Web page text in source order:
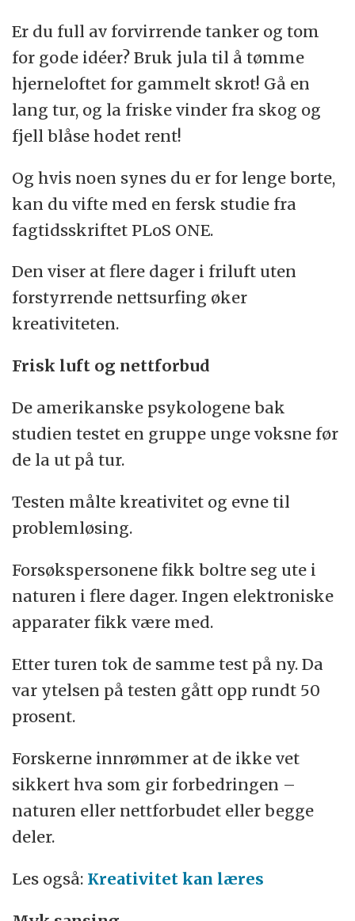
Er du full av forvirrende tanker og tom
for gode idéer? Bruk jula til å tømme
hjerneloftet for gammelt skrot! Gå en
lang tur, og la friske vinder fra skog og
fjell blåse hodet rent!
Og hvis noen synes du er for lenge borte,
kan du vifte med en fersk studie fra
fagtidsskriftet PLoS ONE.
Den viser at flere dager i friluft uten
forstyrrende nettsurfing øker
kreativiteten.
Frisk luft og nettforbud
De amerikanske psykologene bak
studien testet en gruppe unge voksne før
de la ut på tur.
Testen målte kreativitet og evne til
problemløsing.
Forsøkspersonene fikk boltre seg ute i
naturen i flere dager. Ingen elektroniske
apparater fikk være med.
Etter turen tok de samme test på ny. Da
var ytelsen på testen gått opp rundt 50
prosent.
Forskerne innrømmer at de ikke vet
sikkert hva som gir forbedringen –
naturen eller nettforbudet eller begge
deler.
Les også: Kreativitet kan læres